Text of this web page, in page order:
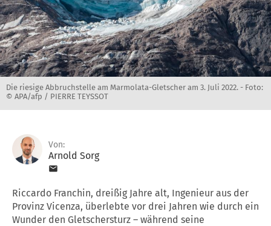
Die riesige Abbruchstelle am Marmolata-Gletscher am 3. Juli 2022. - Foto:
© APA/afp / PIERRE TEYSSOT
Von:
Arnold Sorg
Riccardo Franchin, dreißig Jahre alt, Ingenieur aus der
Provinz Vicenza, überlebte vor drei Jahren wie durch ein
Wunder den Gletschersturz – während seine